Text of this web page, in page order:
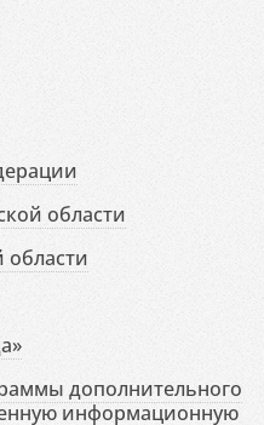
области
области
дополнительного
информационную